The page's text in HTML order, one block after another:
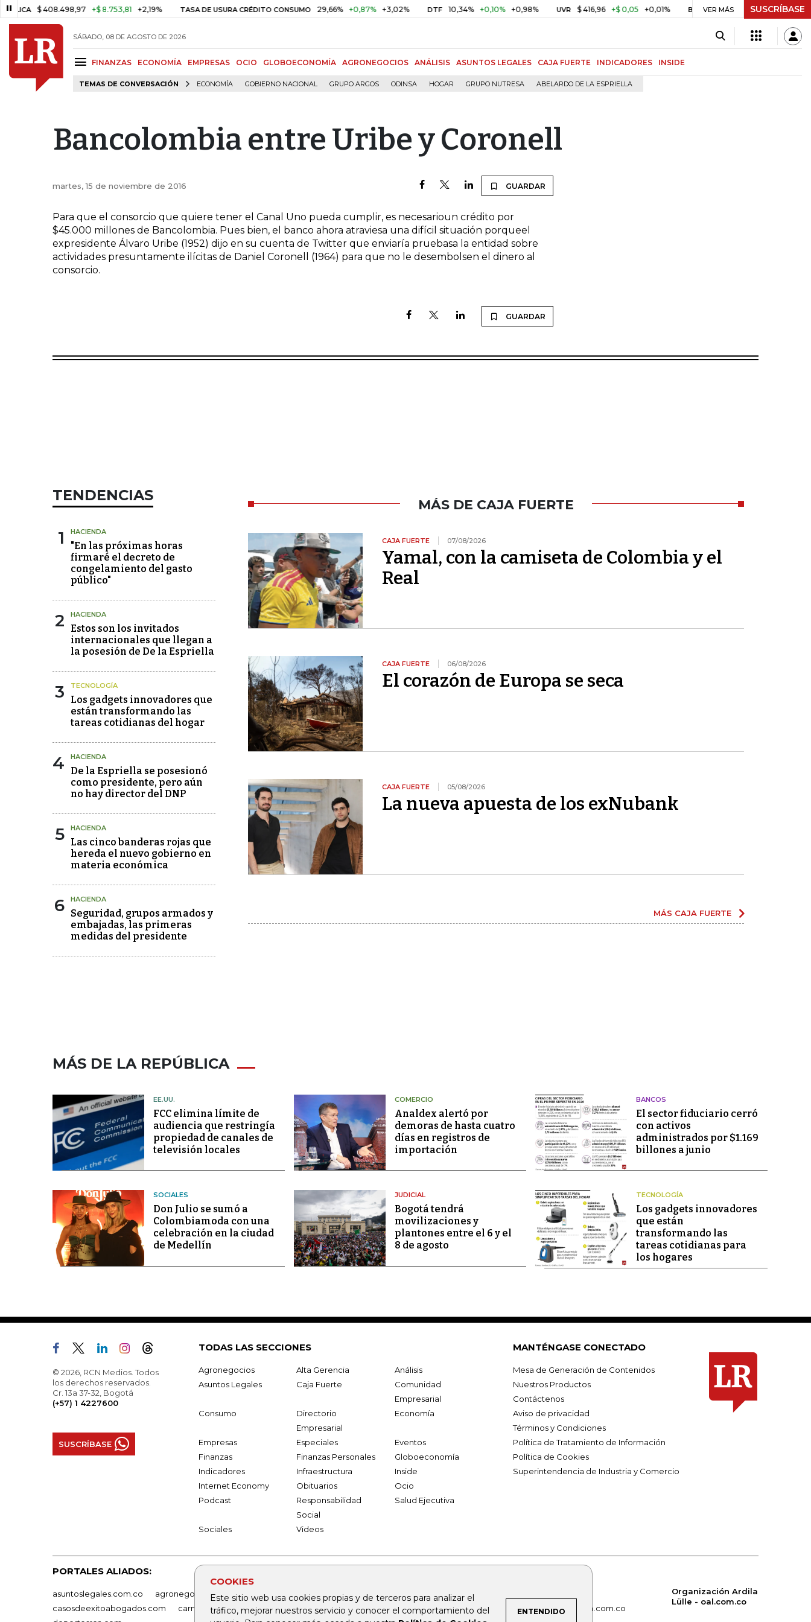
$ 408.498,97 +$ 8.753,81 +2,19% TASA DE USURA CRÉDITO CONSUMO 29,66% +0,87% +3,02% DTF 10,34% +0,10% +0,98% UVR $ 416,96 +$ 0,05 +0,01% BITCOIN US$ 64.442,80 -US$ 525,60
VER MÁS SUSCRÍBASE
SÁBADO, 08 DE AGOSTO DE 2026
FINANZAS ECONOMÍA EMPRESAS OCIO GLOBOECONOMÍA AGRONEGOCIOS ANÁLISIS ASUNTOS LEGALES CAJA FUERTE INDICADORES INSIDE
TEMAS DE CONVERSACIÓN ECONOMÍA GOBIERNO NACIONAL GRUPO ARGOS ODINSA HOGAR GRUPO NUTRESA ABELARDO DE LA ESPRIELLA
COOKIES
Este sitio web usa cookies propias y de terceros para analizar el
tráfico, mejorar nuestros servicio y conocer el comportamiento del
ENTENDIDO
Bancolombia entre Uribe y Coronell
martes, 15 de noviembre de 2016 GUARDAR
Para que el consorcio que quiere tener el Canal Uno pueda cumplir, es necesarioun crédito por
$45.000 millones de Bancolombia. Pues bien, el banco ahora atraviesa una difícil situación porqueel
expresidente Álvaro Uribe (1952) dijo en su cuenta de Twitter que enviaría pruebasa la entidad sobre
actividades presuntamente ilícitas de Daniel Coronell (1964) para que no le desembolsen el dinero al
consorcio.
GUARDAR
TENDENCIAS
1 HACIENDA
"En las próximas horas
firmaré el decreto de
congelamiento del gasto
público"
2 HACIENDA
Estos son los invitados
internacionales que llegan a
la posesión de De la Espriella
3 TECNOLOGÍA
Los gadgets innovadores que
están transformando las
tareas cotidianas del hogar
4 HACIENDA
De la Espriella se posesionó
como presidente, pero aún
no hay director del DNP
5 HACIENDA
Las cinco banderas rojas que
hereda el nuevo gobierno en
materia económica
6 HACIENDA
Seguridad, grupos armados y
embajadas, las primeras
medidas del presidente
MÁS DE CAJA FUERTE
CAJA FUERTE 07/08/2026
Yamal, con la camiseta de Colombia y el
Real
CAJA FUERTE 06/08/2026
El corazón de Europa se seca
CAJA FUERTE 05/08/2026
La nueva apuesta de los exNubank
MÁS CAJA FUERTE
MÁS DE LA REPÚBLICA
EE.UU.
FCC elimina límite de
audiencia que restringía
propiedad de canales de
televisión locales
COMERCIO
Analdex alertó por
demoras de hasta cuatro
días en registros de
importación
BANCOS
El sector fiduciario cerró
con activos
administrados por $1.169
billones a junio
SOCIALES
Don Julio se sumó a
Colombiamoda con una
celebración en la ciudad
de Medellín
JUDICIAL
Bogotá tendrá
movilizaciones y
plantones entre el 6 y el
8 de agosto
TECNOLOGÍA
Los gadgets innovadores
que están
transformando las
tareas cotidianas para
los hogares
© 2026, RCN Medios. Todos
los derechos reservados.
Cr. 13a 37-32, Bogotá
(+57) 1 4227600
SUSCRÍBASE
TODAS LAS SECCIONES
Agronegocios Alta Gerencia
Análisis
Asuntos Legales
Caja Fuerte
Comunidad
Empresarial
Consumo
Directorio
Empresarial
Economía
Empresas Especiales
Eventos
Finanzas
Finanzas Personales
Globoeconomía
Indicadores
Infraestructura
Inside
Internet Economy
Obituarios
Ocio
Podcast
Responsabilidad
Social
Salud Ejecutiva
Sociales Videos
MANTÉNGASE CONECTADO
Mesa de Generación de Contenidos
Nuestros Productos
Contáctenos
Aviso de privacidad
Términos y Condiciones
Política de Tratamiento de Información
Política de Cookies
Superintendencia de Industria y Comercio
PORTALES ALIADOS:
asuntoslegales.com.co agronegocios.co empresas.larepublica.co firmasdeabogados.com
bolsaencolombia.com
casosdeexitoabogados.com
carnavalindustriacultural.com canalrcn.com rcnradio.com noticiasrcn.com lafm.com.co
alerta.com.co
Organización Ardila
Lülle - oal.com.co